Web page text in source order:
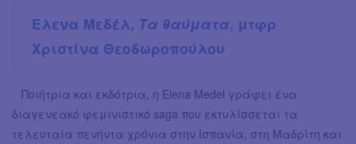
Έλενα Μεδέλ, Τα θαύματα, μτφρ
Χριστίνα Θεοδωροπούλου
Ποιήτρια και εκδότρια, η Elena Medel γράφει ένα
διαγενεακό φεμινιστικό saga που εκτυλίσσεται τα
τελευταία πενήντα χρόνια στην Ισπανία, στη Μαδρίτη και